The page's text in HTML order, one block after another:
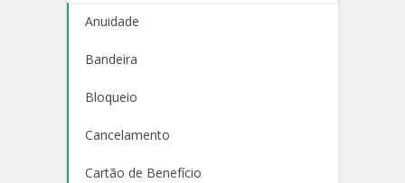
Anuidade
Bandeira
Bloqueio
Cancelamento
Cartão de Benefício